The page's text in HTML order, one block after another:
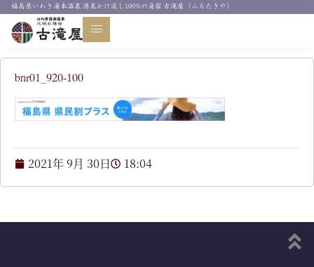
福島県いわき湯本温泉 源泉かけ流し100%の湯宿 古滝屋（ふるたきや）
bnr01_920-100
2021年 9月 30日 18:04